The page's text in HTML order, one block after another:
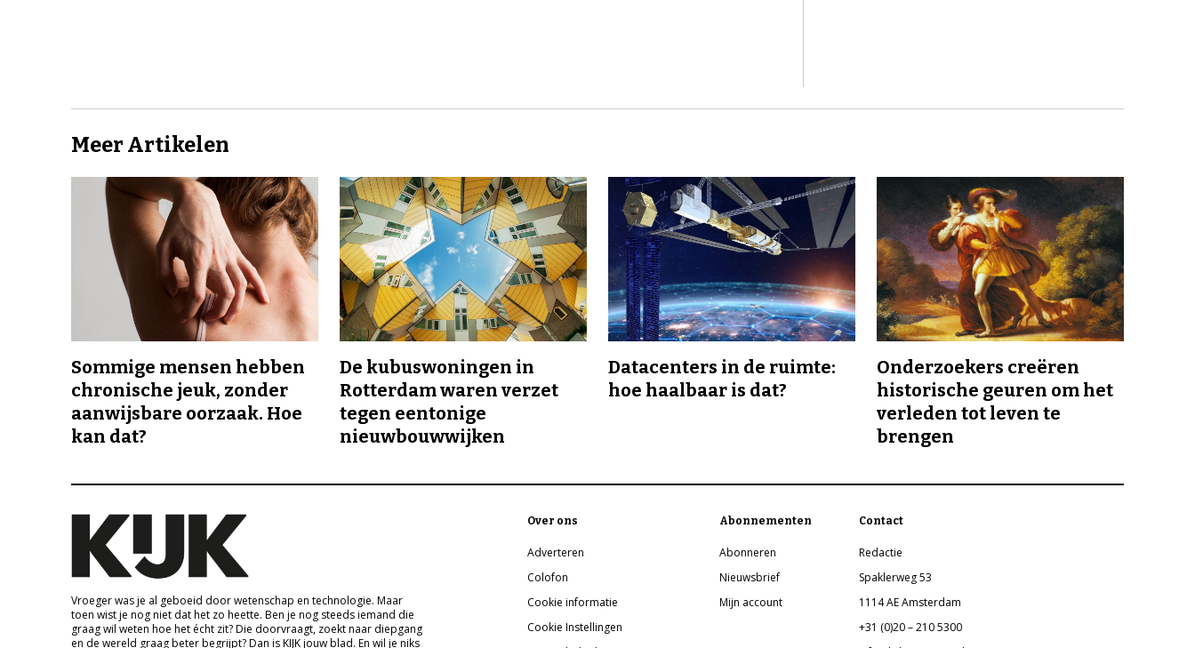
Meer Artikelen
Sommige mensen hebben
chronische jeuk, zonder
aanwijsbare oorzaak. Hoe
kan dat?
De kubuswoningen in
Rotterdam waren verzet
tegen eentonige
nieuwbouwwijken
Datacenters in de ruimte:
hoe haalbaar is dat?
Onderzoekers creëren
historische geuren om het
verleden tot leven te
brengen
Vroeger was je al geboeid door wetenschap en technologie. Maar
toen wist je nog niet dat het zo heette. Ben je nog steeds iemand die
graag wil weten hoe het écht zit? Die doorvraagt, zoekt naar diepgang
en de wereld graag beter begrijpt? Dan is KIJK jouw blad. En wil je niks
Over ons
Adverteren
Colofon
Cookie informatie
Cookie Instellingen
Abonnementen
Abonneren
Nieuwsbrief
Mijn account
Contact
Redactie
Spaklerweg 53
1114 AE Amsterdam
+31 (0)20 – 210 5300